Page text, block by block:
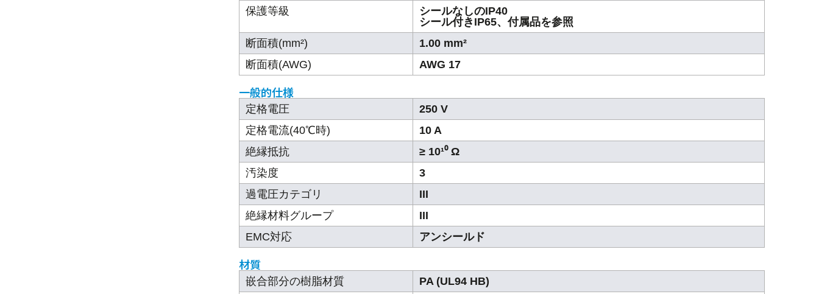
保護等級
シールなしのIP40
シール付きIP65、付属品を参照
断面積(mm²)
1.00 mm²
断面積(AWG)
AWG 17
一般的仕様
定格電圧
250 V
定格電流(40℃時)
10 A
絶縁抵抗
≥ 10¹⁰ Ω
汚染度
3
過電圧カテゴリ
III
絶縁材料グループ
III
EMC対応
アンシールド
材質
嵌合部分の樹脂材質
PA (UL94 HB)